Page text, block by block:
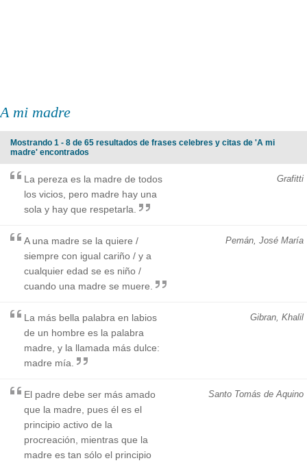
A mi madre
Mostrando 1 - 8 de 65 resultados de frases celebres y citas de 'A mi
madre' encontrados
Grafitti
La pereza es la madre de todos
los vicios, pero madre hay una
sola y hay que respetarla.
Pemán, José María
A una madre se la quiere /
siempre con igual cariño / y a
cualquier edad se es niño /
cuando una madre se muere.
Gibran, Khalil
La más bella palabra en labios
de un hombre es la palabra
madre, y la llamada más dulce:
madre mía.
Santo Tomás de Aquino
El padre debe ser más amado
que la madre, pues él es el
principio activo de la
procreación, mientras que la
madre es tan sólo el principio